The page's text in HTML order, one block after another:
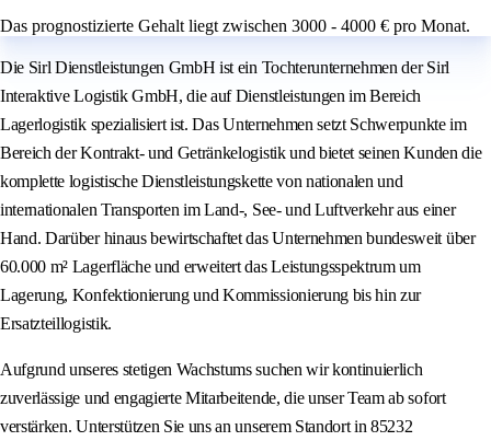
Das prognostizierte Gehalt liegt zwischen 3000 - 4000 € pro Monat.
Die Sirl Dienstleistungen GmbH ist ein Tochterunternehmen der Sirl
Interaktive Logistik GmbH, die auf Dienstleistungen im Bereich
Lagerlogistik spezialisiert ist. Das Unternehmen setzt Schwerpunkte im
Bereich der Kontrakt- und Getränkelogistik und bietet seinen Kunden die
komplette logistische Dienstleistungskette von nationalen und
internationalen Transporten im Land-, See- und Luftverkehr aus einer
Hand. Darüber hinaus bewirtschaftet das Unternehmen bundesweit über
60.000 m² Lagerfläche und erweitert das Leistungsspektrum um
Lagerung, Konfektionierung und Kommissionierung bis hin zur
Ersatzteillogistik.
Aufgrund unseres stetigen Wachstums suchen wir kontinuierlich
zuverlässige und engagierte Mitarbeitende, die unser Team ab sofort
verstärken. Unterstützen Sie uns an unserem Standort in 85232